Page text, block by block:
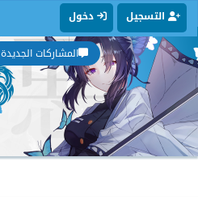
التسجيل دخول
المشاركات الجديدة